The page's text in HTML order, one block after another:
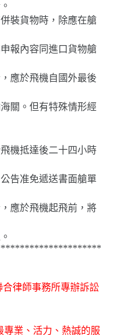
裝貨物時，除應在艙
報內容同進口貨物艙
應於飛機自國外最後
關。但有特殊情形經
機抵達後二十四小時
告准免遞送書面艙單
應於飛機起飛前，將
律師事務所專辦訴訟
專業、活力、熱誠的服